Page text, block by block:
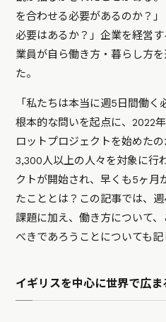
を合わせる必要があるのか？
必要はあるか？」企業を経営
業員が自ら働き方・暮らし方
た。
「私たちは本当に週5日間働
根本的な問いを起点に、2022
ロットプロジェクトを始めたの
3,300人以上の人々を対象に行
クトが開始され、早くも5ヶ月
たこととは？この記事では、
課題に加え、働き方について
べきであろうことについても記
イギリスを中心に世界で広